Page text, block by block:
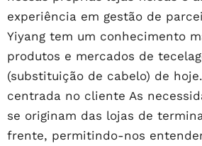
experiência em gestão de
Yiyang tem um conhecimento
produtos e mercados de
(substituição de cabelo) de
centrada no cliente As
se originam das lojas de
frente, permitindo-nos